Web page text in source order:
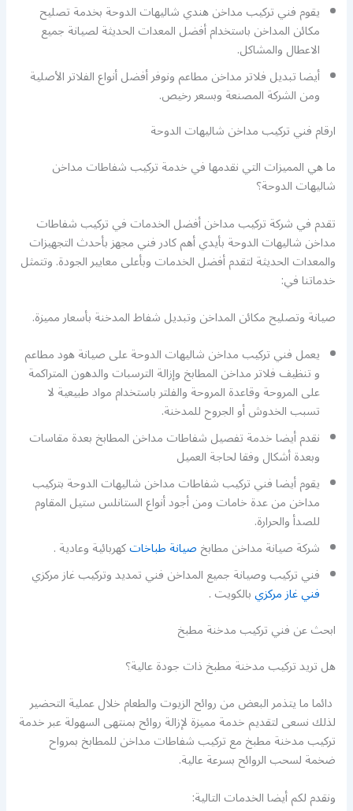
يقوم فني تركيب مداخن هندي شاليهات الدوحة بخدمة تصليح
مكائن المداخن باستخدام أفضل المعدات الحديثة لصيانة جميع
الاعطال والمشاكل.
أيضا تبديل فلاتر مداخن مطاعم ونوفر أفضل أنواع الفلاتر الأصلية
ومن الشركة المصنعة وبسعر رخيص.
ارقام فني تركيب مداخن شاليهات الدوحة
ما هي المميزات التي نقدمها في خدمة تركيب شفاطات مداخن
شاليهات الدوحة؟
تقدم في شركة تركيب مداخن أفضل الخدمات في تركيب شفاطات
مداخن شاليهات الدوحة بأيدي أهم كادر فني مجهز بأحدث التجهيزات
والمعدات الحديثة لتقدم أفضل الخدمات وبأعلى معايير الجودة. وتتمثل
خدماتنا في:
صيانة وتصليح مكائن المداخن وتبديل شفاط المدخنة بأسعار مميزة.
يعمل فني تركيب مداخن شاليهات الدوحة على صيانة هود مطاعم
و تنظيف فلاتر مداخن المطابخ وإزالة الترسبات والدهون المتراكمة
على المروحة وقاعدة المروحة والفلتر باستخدام مواد طبيعية لا
تسبب الخدوش أو الجروح للمدخنة.
نقدم أيضا خدمة تفصيل شفاطات مداخن المطابخ بعدة مقاسات
وبعدة أشكال وفقا لحاجة العميل
يقوم أيضا فني تركيب شفاطات مداخن شاليهات الدوحة بتركيب
مداخن من عدة خامات ومن أجود أنواع الستانلس ستيل المقاوم
للصدأ والحرارة.
شركة صيانة مداخن مطابخصيانة طباخاتكهربائية وعادية .
فني تركيب وصيانة جميع المداخن فني تمديد وتركيب غاز مركزي
فني غاز مركزيبالكويت .
ابحث عن فني تركيب مدخنة مطبخ
هل تريد تركيب مدخنة مطبخ ذات جودة عالية؟
دائما ما يتذمر البعض من روائح الزيوت والطعام خلال عملية التحضير
لذلك نسعى لتقديم خدمة مميزة لإزالة روائح بمنتهى السهولة عبر خدمة
تركيب مدخنة مطبخ مع تركيب شفاطات مداخن للمطابخ بمرواح
ضخمة لسحب الروائح بسرعة عالية.
ونقدم لكم أيضا الخدمات التالية: